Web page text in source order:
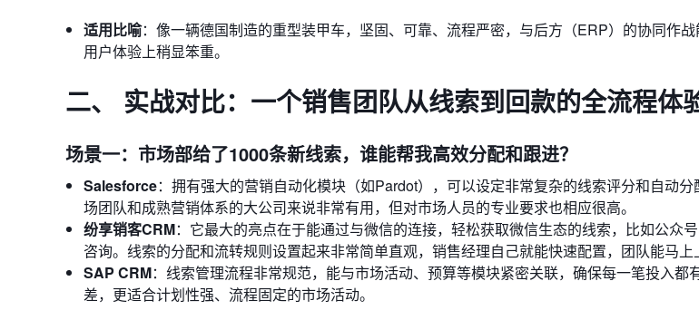
适用比喻：像一辆德国制造的重型装甲车，坚固、可靠、流程严密，与后方（ERP）的协同作
用户体验上稍显笨重。
二、 实战对比：一个销售团队从线索到回款的全流程体
场景一：市场部给了1000条新线索，谁能帮我高效分配和跟进？
Salesforce：拥有强大的营销自动化模块（如Pardot），可以设定非常复杂的线索评分和自动
场团队和成熟营销体系的大公司来说非常有用，但对市场人员的专业要求也相应很高。
纷享销客CRM：它最大的亮点在于能通过与微信的连接，轻松获取微信生态的线索，比如公众
咨询。线索的分配和流转规则设置起来非常简单直观，销售经理自己就能快速配置，团队能马上
SAP CRM：线索管理流程非常规范，能与市场活动、预算等模块紧密关联，确保每一笔投入都
差，更适合计划性强、流程固定的市场活动。